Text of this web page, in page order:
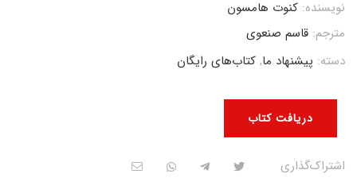
دریافت کتاب
نویسنده: کنوت هامسون
مترجم: قاسم صنعوی
دسته: پیشنهاد ما, کتاب‌های رایگان
اشتراک‌گذاری